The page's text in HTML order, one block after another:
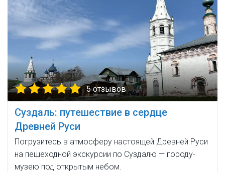
5 отзывов
Суздаль: путешествие в сердце
Древней Руси
Погрузитесь в атмосферу настоящей Древней Руси
на пешеходной экскурсии по Суздалю — городу-
музею под открытым небом.